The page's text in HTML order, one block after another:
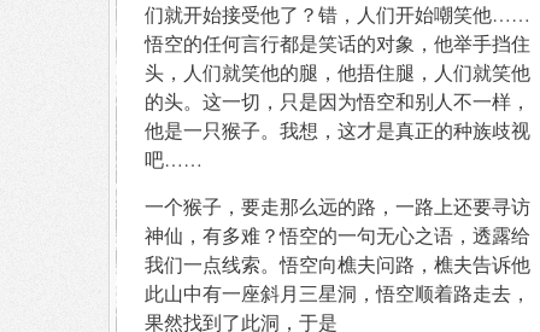
们就开始接受他了？错，人们开始嘲笑他……
悟空的任何言行都是笑话的对象，他举手挡住
头，人们就笑他的腿，他捂住腿，人们就笑他
的头。这一切，只是因为悟空和别人不一样，
他是一只猴子。我想，这才是真正的种族歧视
吧……
一个猴子，要走那么远的路，一路上还要寻访
神仙，有多难？悟空的一句无心之语，透露给
我们一点线索。悟空向樵夫问路，樵夫告诉他
此山中有一座斜月三星洞，悟空顺着路走去，
果然找到了此洞，于是